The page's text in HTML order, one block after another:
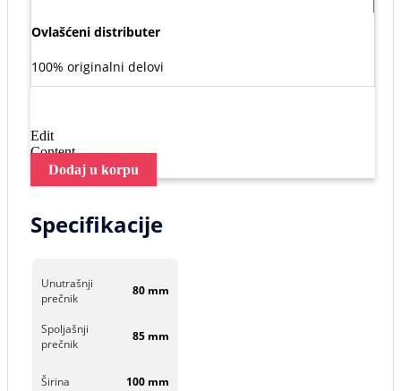
Ovlašćeni distributer
100% originalni delovi
Edit
Content
Dodaj u korpu
Specifikacije
Unutrašnji
prečnik
80 mm
Spoljašnji
prečnik
85 mm
Širina 100 mm